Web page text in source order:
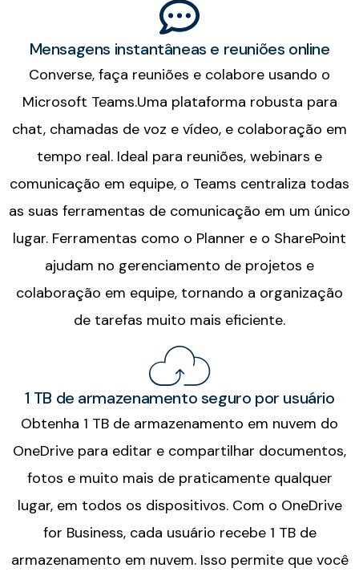
Mensagens instantâneas e reuniões online
Converse, faça reuniões e colabore usando o
Microsoft Teams.Uma plataforma robusta para
chat, chamadas de voz e vídeo, e colaboração em
tempo real. Ideal para reuniões, webinars e
comunicação em equipe, o Teams centraliza todas
as suas ferramentas de comunicação em um único
lugar. Ferramentas como o Planner e o SharePoint
ajudam no gerenciamento de projetos e
colaboração em equipe, tornando a organização
de tarefas muito mais eficiente.
1 TB de armazenamento seguro por usuário
Obtenha 1 TB de armazenamento em nuvem do
OneDrive para editar e compartilhar documentos,
fotos e muito mais de praticamente qualquer
lugar, em todos os dispositivos. Com o OneDrive
for Business, cada usuário recebe 1 TB de
armazenamento em nuvem. Isso permite que você